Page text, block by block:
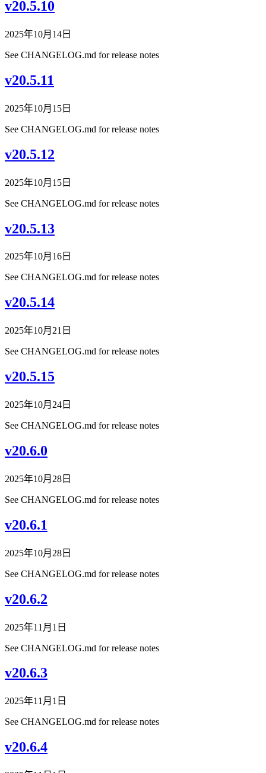
v20.5.10
2025年10月14日
See CHANGELOG.md for release notes
v20.5.11
2025年10月15日
See CHANGELOG.md for release notes
v20.5.12
2025年10月15日
See CHANGELOG.md for release notes
v20.5.13
2025年10月16日
See CHANGELOG.md for release notes
v20.5.14
2025年10月21日
See CHANGELOG.md for release notes
v20.5.15
2025年10月24日
See CHANGELOG.md for release notes
v20.6.0
2025年10月28日
See CHANGELOG.md for release notes
v20.6.1
2025年10月28日
See CHANGELOG.md for release notes
v20.6.2
2025年11月1日
See CHANGELOG.md for release notes
v20.6.3
2025年11月1日
See CHANGELOG.md for release notes
v20.6.4